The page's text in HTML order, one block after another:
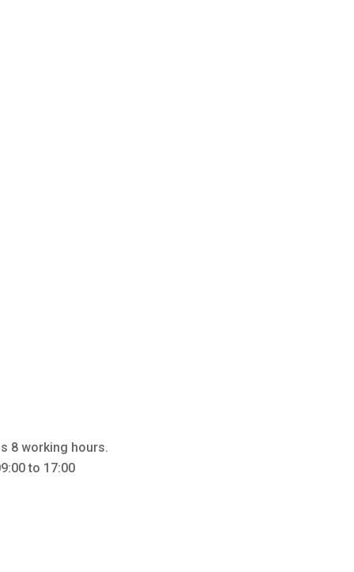
8 working hours.
to 17:00